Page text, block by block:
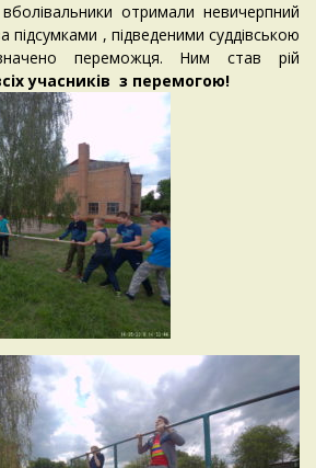
отримали невичерпний
підсумками , підведеними суддівською
переможця. Ним став рій
учасників з перемогою!